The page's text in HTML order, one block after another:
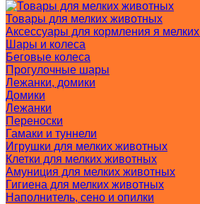
Товары для мелких животных
Аксессуары для кормления я
Шары и колеса
Беговые колеса
Прогулочные шары
Лежанки, домики
Домики
Лежанки
Переноски
Гамаки и туннели
Игрушки для мелких животных
Клетки для мелких животных
Амуниция для мелких животных
Гигиена для мелких животных
Наполнитель, сено и опилки